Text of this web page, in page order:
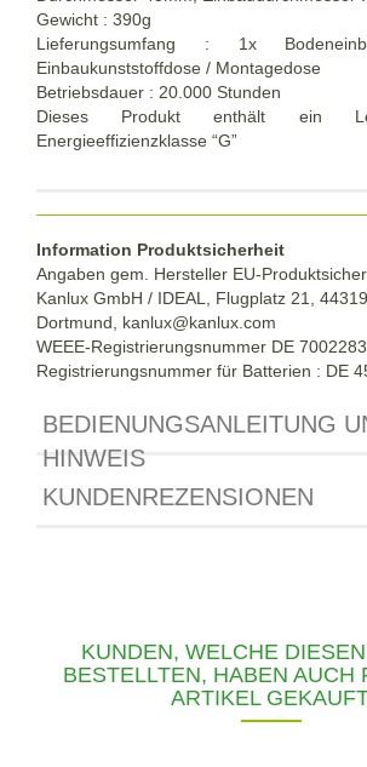
Gewicht : 390g
Lieferungsumfang : 1x
Einbaukunststoffdose / Montagedose
Betriebsdauer : 20.000 Stunden
Dieses Produkt enthält ein
Energieeffizienzklasse “G”
Information Produktsicherheit
Angaben gem. Hersteller EU-
Kanlux GmbH / IDEAL, Flugplatz 21, 44319
Dortmund, kanlux@kanlux.com
WEEE-Registrierungsnummer DE
Registrierungsnummer für Batterien : DE
BEDIENUNGSANLEITUNG
HINWEIS
KUNDENREZENSIONEN
KUNDEN, WELCHE
BESTELLTEN, HABEN AUCH
ARTIKEL